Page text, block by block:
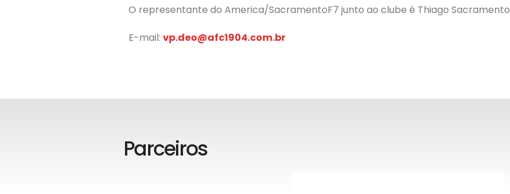
O representante do America/SacramentoF7 junto ao clube é Thiago Sacramento
E-mail:vp.deo@afc1904.com.br
Parceiros